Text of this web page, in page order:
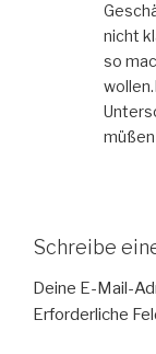
nicht
so
müßen
Schreibe
Deine E-Mail-
Erforderliche